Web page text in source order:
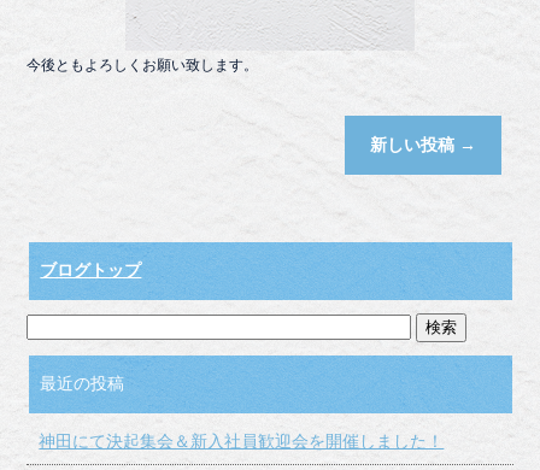
今後ともよろしくお願い致します。
新しい投稿 →
ブログトップ
最近の投稿
神田にて決起集会＆新入社員歓迎会を開催しました！